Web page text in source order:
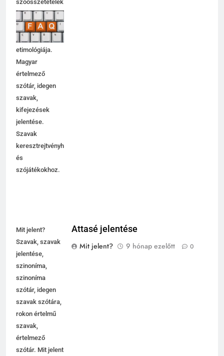
szóösszetételek
jelentése,
magyarázata,
használata,
etimológiája.
Magyar
értelmező
szótár, idegen
szavak,
kifejezések
jelentése.
Szavak
keresztrejtvényhez
és
szójátékokhoz.
Mit jelent?
Szavak, szavak
jelentése,
szinoníma,
szinoníma
szótár, idegen
szavak szótára,
rokon értelmű
szavak,
értelmező
szótár. Mit jelent
Attasé jelentése
Mit jelent?
9 hónap ezelőtt 0